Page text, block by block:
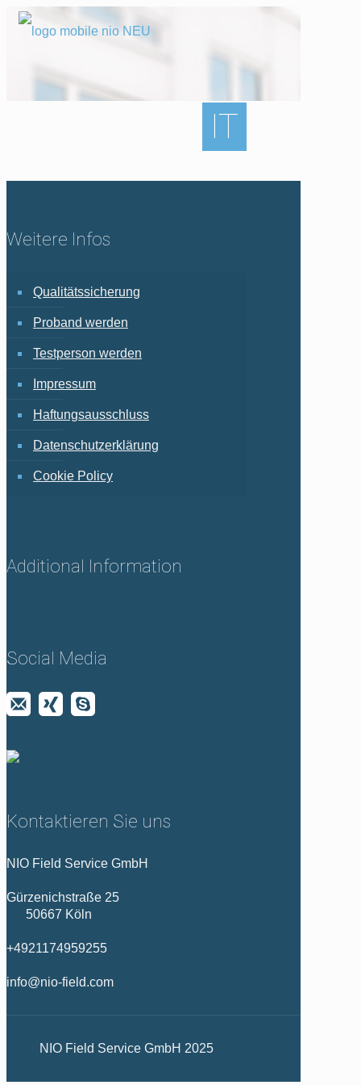
IT
Weitere Infos
Qualitätssicherung
Proband werden
Testperson werden
Impressum
Haftungsausschluss
Datenschutzerklärung
Cookie Policy
Additional Information
Social Media
Kontaktieren Sie uns
NIO Field Service GmbH
Gürzenichstraße 25
50667 Köln
+4921174959255
info@nio-field.com
NIO Field Service GmbH 2025